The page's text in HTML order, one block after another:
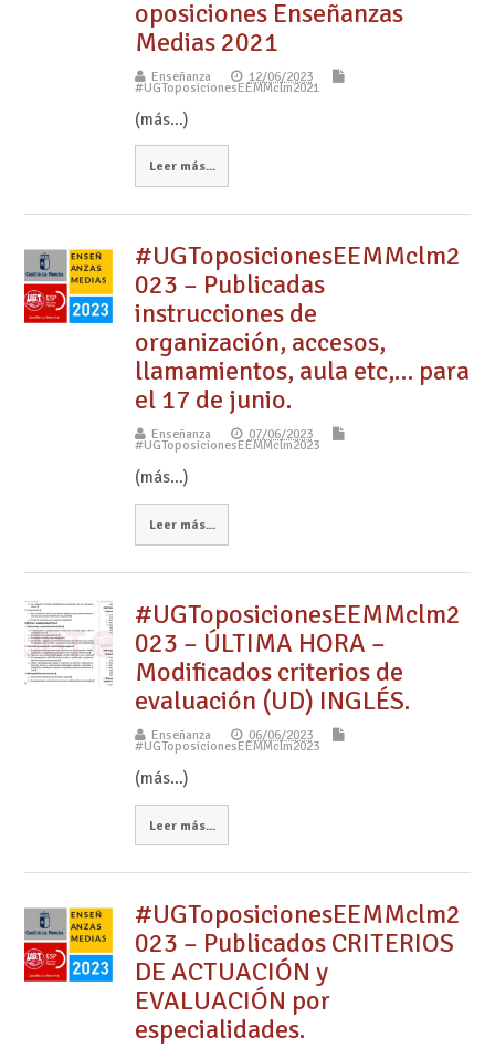
oposiciones Enseñanzas
Medias 2021
Enseñanza 12/06/2023
#UGToposicionesEEMMclm2021
(más…)
Leer más...
#UGToposicionesEEMMclm2
023 – Publicadas
instrucciones de
organización, accesos,
llamamientos, aula etc,… para
el 17 de junio.
Enseñanza 07/06/2023
#UGToposicionesEEMMclm2023
(más…)
Leer más...
#UGToposicionesEEMMclm2
023 – ÚLTIMA HORA –
Modificados criterios de
evaluación (UD) INGLÉS.
Enseñanza 06/06/2023
#UGToposicionesEEMMclm2023
(más…)
Leer más...
#UGToposicionesEEMMclm2
023 – Publicados CRITERIOS
DE ACTUACIÓN y
EVALUACIÓN por
especialidades.